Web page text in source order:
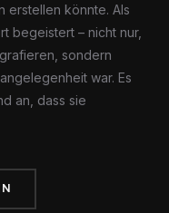
erstellen könnte. Als
begeistert – nicht nur,
sondern
war. Es
an, dass sie